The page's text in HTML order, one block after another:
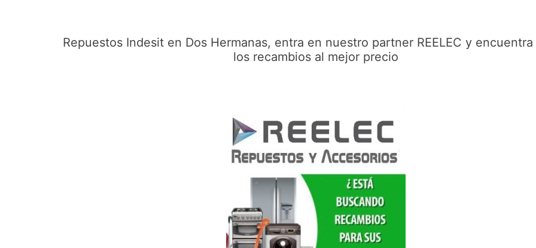
Repuestos Indesit en Dos Hermanas, entra en nuestro partner REELEC y
los recambios al mejor precio